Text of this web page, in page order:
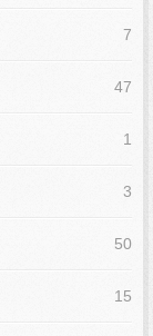
7
47
1
3
50
15